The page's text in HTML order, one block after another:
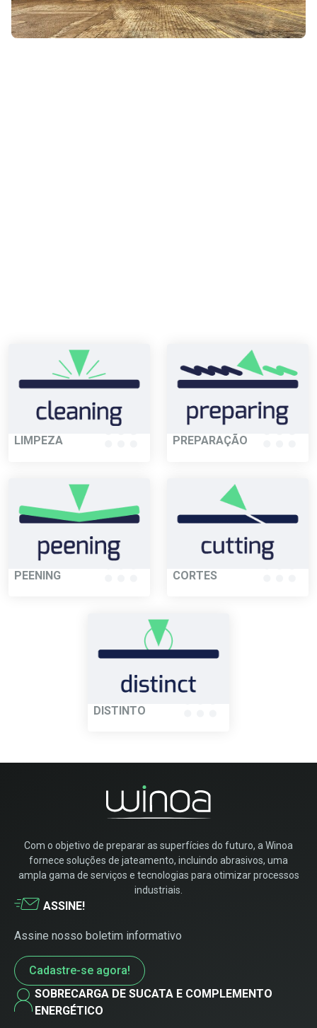
LIMPEZA PREPARAÇÃO
PEENING CORTES
DISTINTO
Com o objetivo de preparar as superfícies do futuro, a Winoa
fornece soluções de jateamento, incluindo abrasivos, uma
ampla gama de serviços e tecnologias para otimizar processos
industriais.
ASSINE!
Assine nosso boletim informativo
Cadastre-se agora!
SOBRECARGA DE SUCATA E COMPLEMENTO
ENERGÉTICO